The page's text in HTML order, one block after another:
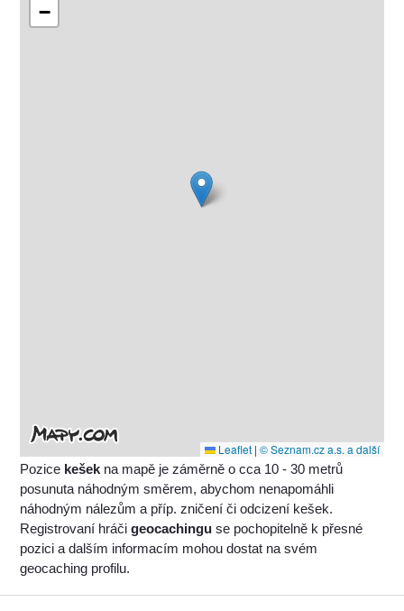
−
Leaflet | © Seznam.cz a.s. a další
Pozice kešek na mapě je záměrně o cca 10 - 30 metrů
posunuta náhodným směrem, abychom nenapomáhli
náhodným nálezům a příp. zničení či odcizení kešek.
Registrovaní hráčigeocachingu se pochopitelně k přesné
pozici a dalším informacím mohou dostat na svém
geocaching profilu.